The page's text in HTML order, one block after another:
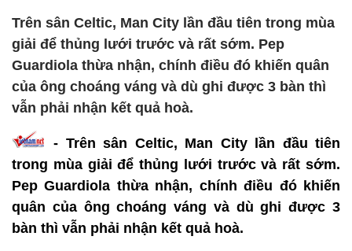
Trên sân Celtic, Man City lần đầu tiên trong mùa
giải để thủng lưới trước và rất sớm. Pep
Guardiola thừa nhận, chính điều đó khiến quân
của ông choáng váng và dù ghi được 3 bàn thì
vẫn phải nhận kết quả hoà.
- Trên sân Celtic, Man City lần đầu tiên
trong mùa giải để thủng lưới trước và rất sớm.
Pep Guardiola thừa nhận, chính điều đó khiến
quân của ông choáng váng và dù ghi được 3
bàn thì vẫn phải nhận kết quả hoà.